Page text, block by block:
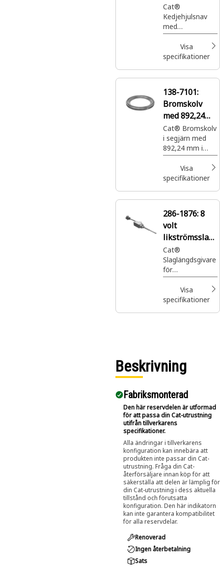
kedjehjulsnav
Cat®
Kedjehjulsnav
med
dubbelkonskydd
som används i
slutväxeln
Visa
specifikationer
138-7101:
Bromskolv
med 892,24
mm i
ytterdiameter
Cat® Bromskolv
i segjärn med
892,24 mm i
ytterdiameter
för slutväxel för
parkerings- och
Visa
specifikationer
286-1876:8
volt
likströmsslagg
ivare
Cat®
Slaglängdsgivare
för
bromsslitageindi
kator mäter
indikatorns
och säkerställa
säkra
fordonsprestand
Visa
specifikationer
Beskrivning
Fabriksmonterad
Den här reservdelen är utformad
för att passa din Cat-utrustning
utifrån tillverkarens
specifikationer.
Alla ändringar i tillverkarens
konfiguration kan innebära att
produkten inte passar din Cat-
utrustning. Fråga din Cat-
återförsäljare innan köp för att
säkerställa att delen är lämplig för
din Cat-utrustning i dess aktuella
tillstånd och förutsatta
konfiguration. Den här indikatorn
kan inte garantera kompatibilitet
för alla reservdelar.
Renoverad
Ingen återbetalning
Sats